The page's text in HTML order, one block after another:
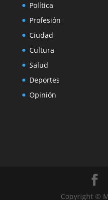
Política
Profesión
Ciudad
Cultura
Salud
Deportes
Opinión
Copyright ©